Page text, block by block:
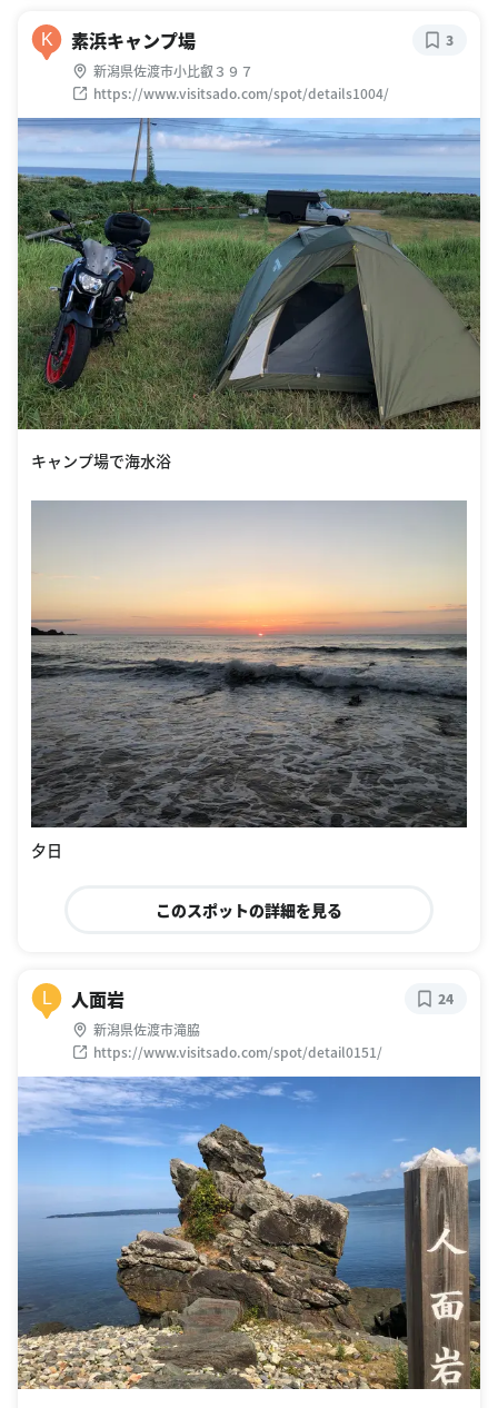
K 素浜キャンプ場
新潟県佐渡市小比叡３９７
https://www.visitsado.com/spot/details1004/
3
キャンプ場で海水浴
夕日
このスポットの詳細を見る
L 人面岩
新潟県佐渡市滝脇
https://www.visitsado.com/spot/detail0151/
24